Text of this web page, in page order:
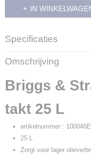
IN
Specificaties
Productcode
18259
Productcode leverancier
100046E
Omschrijving
Briggs &
takt 25 L
artikelnummer : 100046E
25 L
Zorgt voor lager